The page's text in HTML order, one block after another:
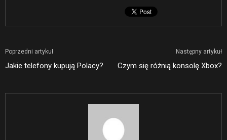
Poprzedni artykuł
Jakie telefony kupują Polacy?
Następny artykuł
Czym się różnią konsolę Xbox?